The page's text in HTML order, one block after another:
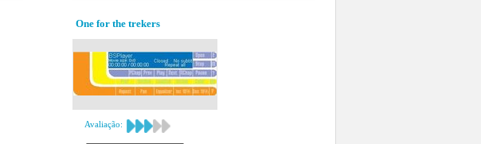
One for the trekers
Avaliação: